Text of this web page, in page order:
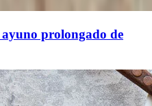
prolongado de